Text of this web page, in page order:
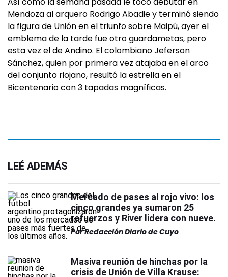
Mendoza al arquero Rodrigo Abadie y terminó siendo
la figura de Unión en el triunfo sobre Maipú, ayer el
emblema de la tarde fue otro guardametas, pero
esta vez el de Andino. El colombiano Jeferson
Sánchez, quien por primera vez atajaba en el arco
del conjunto riojano, resultó la estrella en el
Bicentenario con 3 tapadas magníficas.
LEÉ ADEMÁS
Mercado de pases al rojo vivo: los
cinco grandes ya sumaron 25
refuerzos y River lidera con nueve.
PorRedacción Diario de Cuyo
Masiva reunión de hinchas por la
crisis de Unión de Villa Krause: